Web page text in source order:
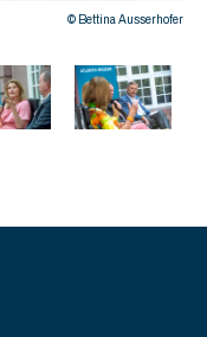
© Bettina Ausserhofer